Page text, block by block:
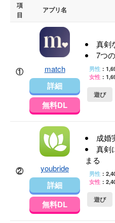
項
目
アプリ名
① match
詳細
無料DL
真剣
7つ
男性：
女性：
遊び
② youbride
詳細
無料DL
成婚
真剣
まる
男性：
女性：
遊び